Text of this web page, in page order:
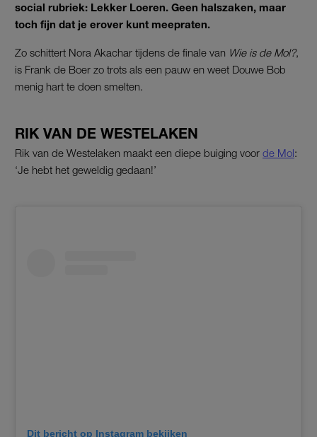
social rubriek: Lekker Loeren. Geen halszaken, maar
toch fijn dat je erover kunt meepraten.
Zo schittert Nora Akachar tijdens de finale van Wie is de Mol?,
is Frank de Boer zo trots als een pauw en weet Douwe Bob
menig hart te doen smelten.
RIK VAN DE WESTELAKEN
Rik van de Westelaken maakt een diepe buiging voor de Mol:
‘Je hebt het geweldig gedaan!’
Dit bericht op Instagram bekijken